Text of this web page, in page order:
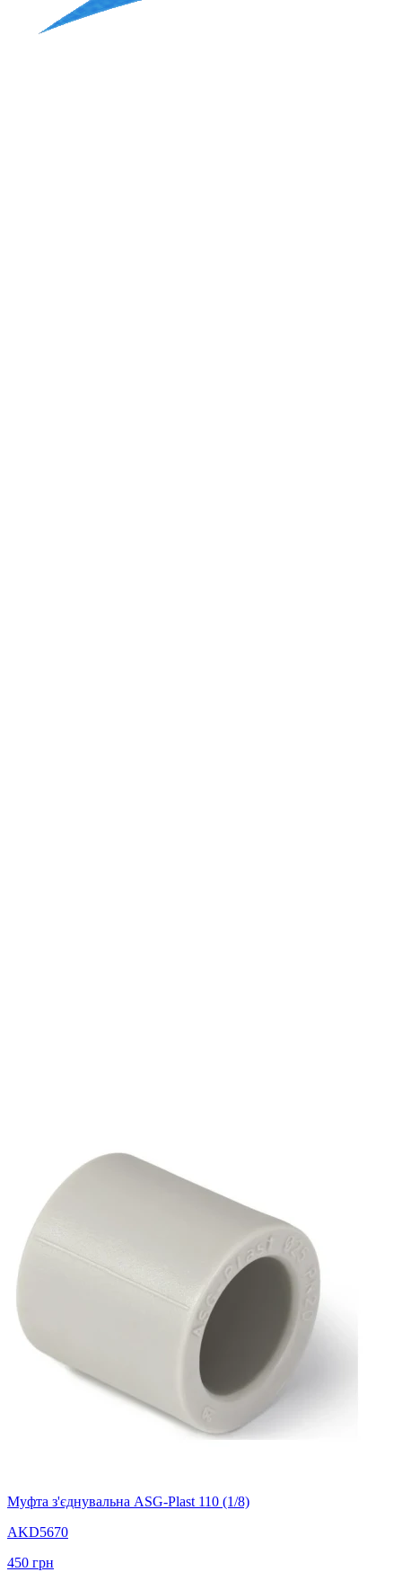
Муфта з'єднувальна ASG-Plast 110 (1/8)
AKD5670
450 грн